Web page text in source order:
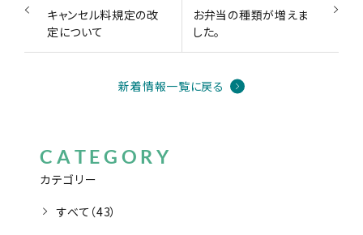
キャンセル料規定の改
定について
お弁当の種類が増えま
した。
新着情報一覧に戻る
カテゴリー
CATEGORY
すべて（43）